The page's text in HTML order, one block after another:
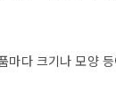
마다 크기나 모양